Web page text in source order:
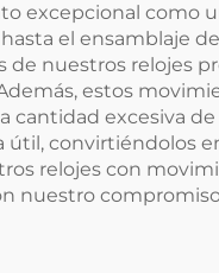
excepcional como
el ensamblaje
de nuestros relojes
estos
excesiva de
útil, convirtiéndolos
relojes con
nuestro